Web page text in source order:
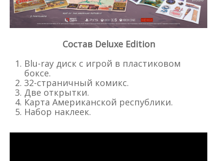
Состав Deluxe Edition
Blu-ray диск с игрой в пластиковом
боксе.
32-страничный комикс.
Две открытки.
Карта Американской республики.
Набор наклеек.